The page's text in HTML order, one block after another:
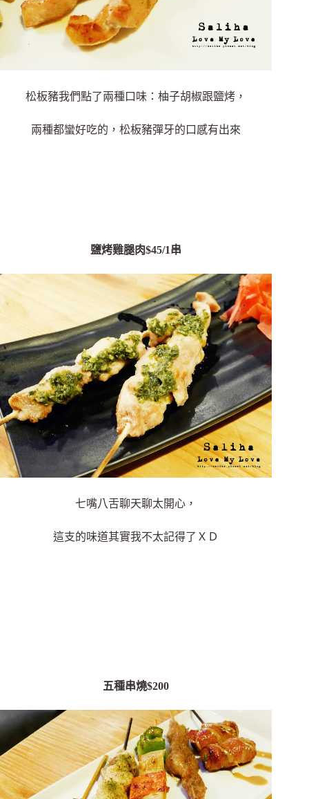
松板豬我們點了兩種口味：柚子胡椒跟鹽烤，
兩種都蠻好吃的，松板豬彈牙的口感有出來
鹽烤雞腿肉$45/1串
七嘴八舌聊天聊太開心，
這支的味道其實我不太記得了ＸＤ
五種串燒$200